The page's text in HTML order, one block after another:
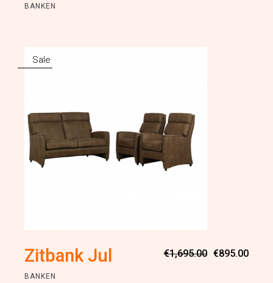
BANKEN
Sale
Zitbank Jul €1,695.00
prijs
€895.00
prijs
BANKEN